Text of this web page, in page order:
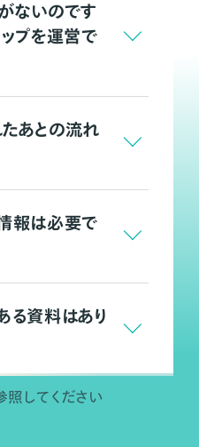
ないのです
ップを運営で
あとの流れ
報は必要で
る資料はあり
照してください